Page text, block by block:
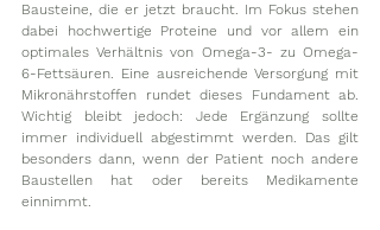
Bausteine, die er jetzt braucht. Im Fokus stehen
dabei hochwertige Proteine und vor allem ein
optimales Verhältnis von Omega-3- zu Omega-
6-Fettsäuren. Eine ausreichende Versorgung mit
Mikronährstoffen rundet dieses Fundament ab.
Wichtig bleibt jedoch: Jede Ergänzung sollte
immer individuell abgestimmt werden. Das gilt
besonders dann, wenn der Patient noch andere
Baustellen hat oder bereits Medikamente
einnimmt.